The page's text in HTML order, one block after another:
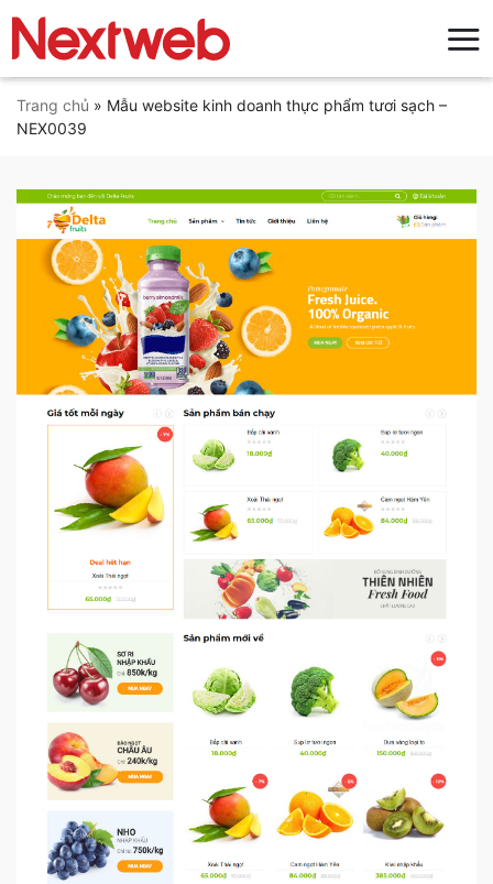
qua
nội
dung
Trang chủ » Mẫu website kinh doanh thực phẩm tươi sạch –
NEX0039